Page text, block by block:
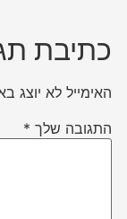
כתיבת
האימייל לא יוצג
התגובה שלך *